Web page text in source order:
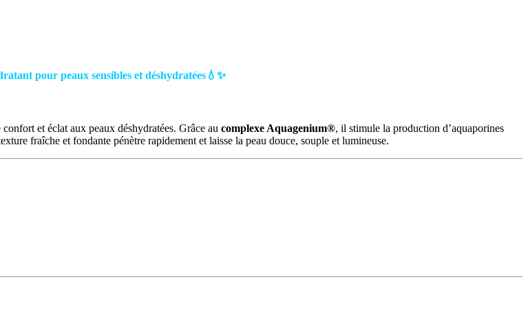
pour peaux sensibles et déshydratées💧✨
et éclat aux peaux déshydratées. Grâce au complexe Aquagenium®, il stimule la production d’aquaporines
fraîche et fondante pénètre rapidement et laisse la peau douce, souple et lumineuse.